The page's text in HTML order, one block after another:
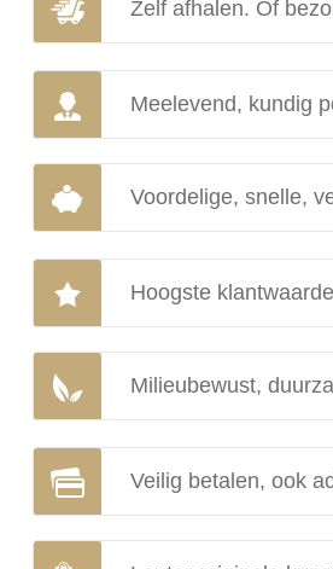
Zelf afhalen. Of
Meelevend, kundig
Voordelige, snelle,
Hoogste
Milieubewust,
Veilig betalen, ook